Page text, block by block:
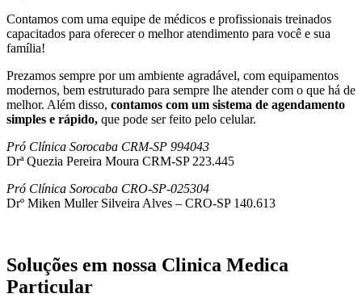
Contamos com uma equipe de médicos e profissionais treinados
capacitados para oferecer o melhor atendimento para você e sua
família!
Prezamos sempre por um ambiente agradável, com equipamentos
modernos, bem estruturado para sempre lhe atender com o que há de
melhor. Além disso, contamos com um sistema de agendamento
simples e rápido, que pode ser feito pelo celular.
Pró Clínica Sorocaba CRM-SP 994043
Drª Quezia Pereira Moura CRM-SP 223.445
Pró Clínica Sorocaba CRO-SP-025304
Drº Miken Muller Silveira Alves – CRO-SP 140.613
Soluções em nossa Clinica Medica
Particular